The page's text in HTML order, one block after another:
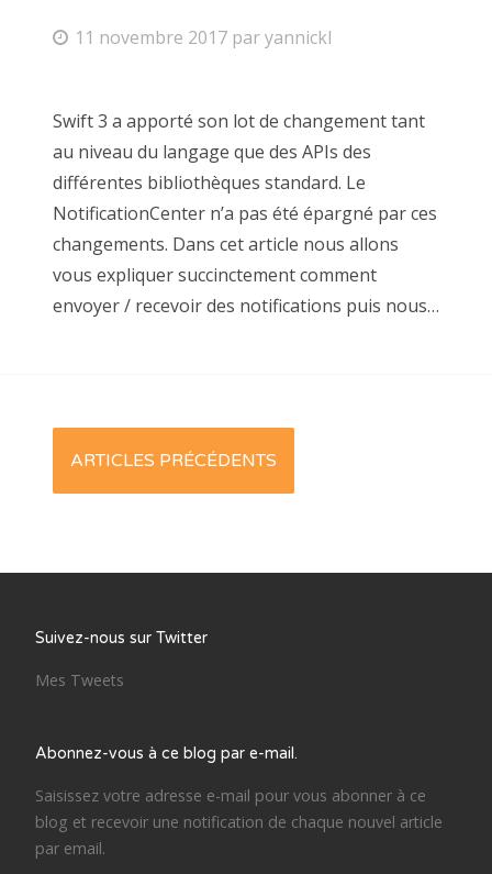
11 novembre 2017 paryannickl
Swift 3 a apporté son lot de changement tant
au niveau du langage que des APIs des
différentes bibliothèques standard. Le
NotificationCenter n’a pas été épargné par ces
changements. Dans cet article nous allons
vous expliquer succinctement comment
envoyer / recevoir des notifications puis nous…
Posts
navigation
ARTICLES PRÉCÉDENTS
Suivez-nous sur Twitter
Mes Tweets
Abonnez-vous à ce blog par e-mail.
Saisissez votre adresse e-mail pour vous abonner à ce
blog et recevoir une notification de chaque nouvel article
par email.